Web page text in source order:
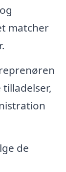
matcher
de